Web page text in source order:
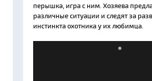
перышка, игра с ним. Хозяева
различные ситуации и следят за
инстинкта охотника у их любимца.